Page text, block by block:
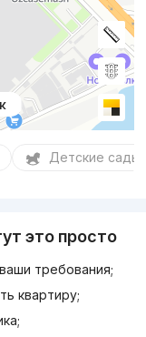
Детские сады
это просто
требования;
квартиру;